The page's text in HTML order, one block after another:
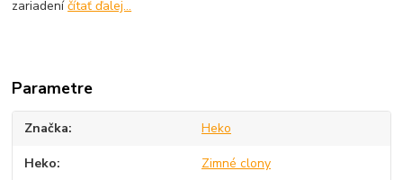
zariadeníčítať ďalej...
Parametre
Značka Heko
Heko Zimné clony